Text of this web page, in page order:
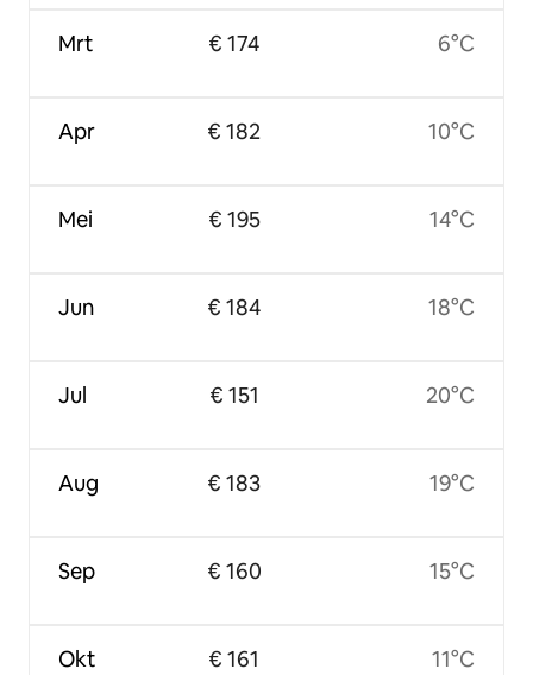
Mrt
Apr
Mei
Jun
Jul
Aug
Sep
Okt
€ 174
€ 182
€ 195
€ 184
€ 151
€ 183
€ 160
€ 161
6°C
10°C
14°C
18°C
20°C
19°C
15°C
11°C